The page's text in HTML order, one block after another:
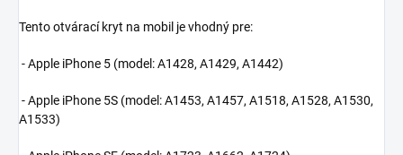
Tento otvárací kryt na mobil je vhodný pre:
- Apple iPhone 5 (model:A1428, A1429, A1442)
- Apple iPhone 5S (model:A1453, A1457, A1518, A1528, A1530,
A1533)